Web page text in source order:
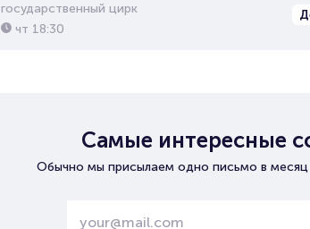
государственный цирк
чт 18:30
Самые интересные
Обычно мы присылаем одно письмо в